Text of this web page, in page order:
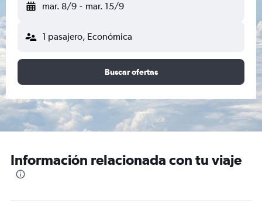
mar. 8/9 - mar. 15/9
1 pasajero, Económica
Buscar ofertas
Información relacionada con tu viaje